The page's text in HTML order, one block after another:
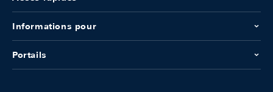
Informations pour
Portails